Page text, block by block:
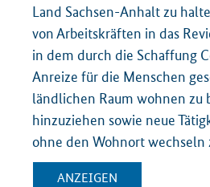
Land Sachsen-Anhalt zu
von Arbeitskräften in das
in dem durch die Schaffung
Anreize für die Menschen
ländlichen Raum wohnen zu
hinzuziehen sowie neue
ohne den Wohnort wechseln
ANZEIGEN